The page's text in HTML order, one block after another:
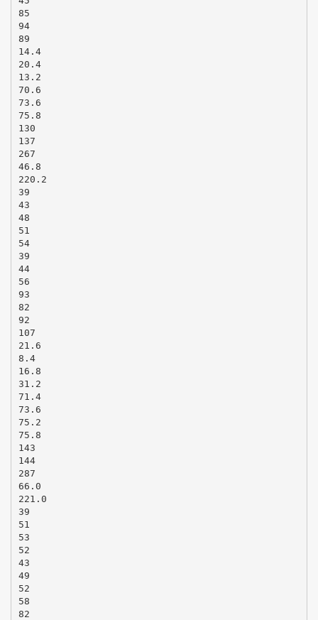
85
94
89
14.4
20.4
13.2
70.6
73.6
75.8
130
137
267
46.8
220.2
39
43
48
51
54
39
44
56
93
82
92
107
21.6
8.4
16.8
31.2
71.4
73.6
75.2
75.8
143
144
287
66.0
221.0
39
51
53
52
43
49
52
58
82